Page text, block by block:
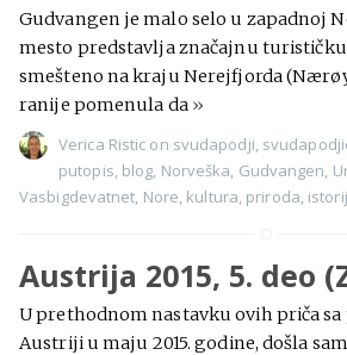
Gudvangen je malo selo u zapadnoj
mesto predstavlja značajnu
smešteno na kraju Nerejfjorda
ranije pomenula da »
Verica Ristic on svudapodji
putopis blog Norveška Gudvangen
Vasbigdevatnet Nore kultura priroda
Austrija 2015, 5. deo
U prethodnom nastavku ovih priča
Austriji u maju 2015. godine, došla